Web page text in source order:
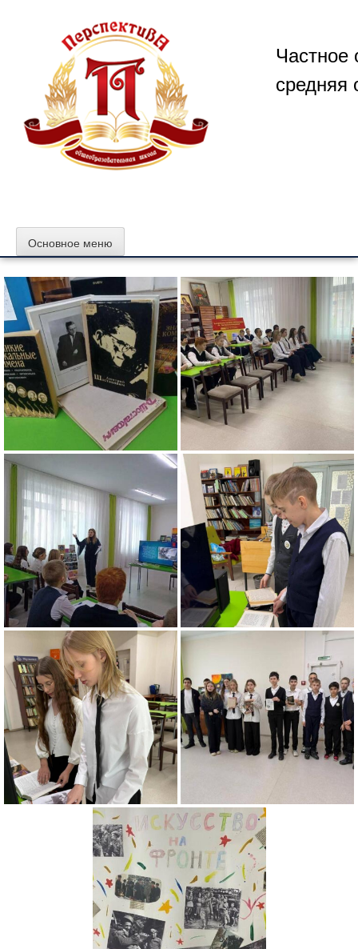
содержимому
Частное
средняя
Основное меню